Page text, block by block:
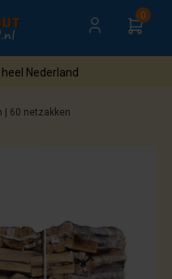
0
heel Nederland
| 60 netzakken